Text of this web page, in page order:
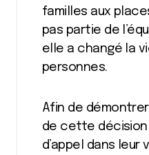
familles aux
pas partie de
elle a changé la
personnes.
Afin de démontrer l’impact important
de cette décision
d’appel dans leur